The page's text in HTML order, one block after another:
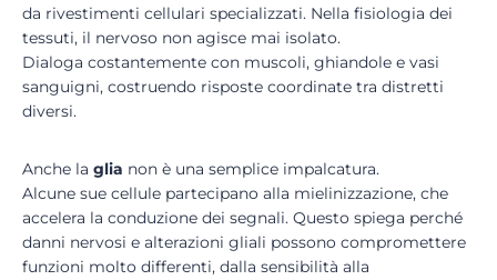
da rivestimenti cellulari specializzati. Nella fisiologia dei
tessuti, il nervoso non agisce mai isolato.
Dialoga costantemente con muscoli, ghiandole e vasi
sanguigni, costruendo risposte coordinate tra distretti
diversi.
Anche la glia non è una semplice impalcatura.
Alcune sue cellule partecipano alla mielinizzazione, che
accelera la conduzione dei segnali. Questo spiega perché
danni nervosi e alterazioni gliali possono compromettere
funzioni molto differenti, dalla sensibilità alla